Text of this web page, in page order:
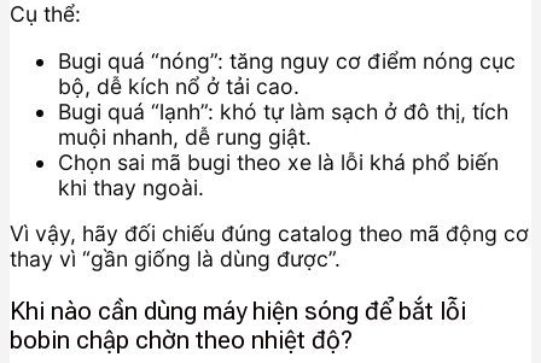
Cụ thể:
Bugi quá “nóng”: tăng nguy cơ điểm nóng cục
bộ, dễ kích nổ ở tải cao.
Bugi quá “lạnh”: khó tự làm sạch ở đô thị, tích
muội nhanh, dễ rung giật.
Chọn sai mã bugi theo xe là lỗi khá phổ biến
khi thay ngoài.
Vì vậy, hãy đối chiếu đúng catalog theo mã động cơ
thay vì “gần giống là dùng được”.
Khi nào cần dùng máy hiện sóng để bắt lỗi
bobin chập chờn theo nhiệt độ?